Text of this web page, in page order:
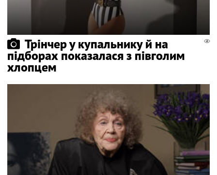
Трінчер у купальнику й на
підборах показалася з півголим
хлопцем